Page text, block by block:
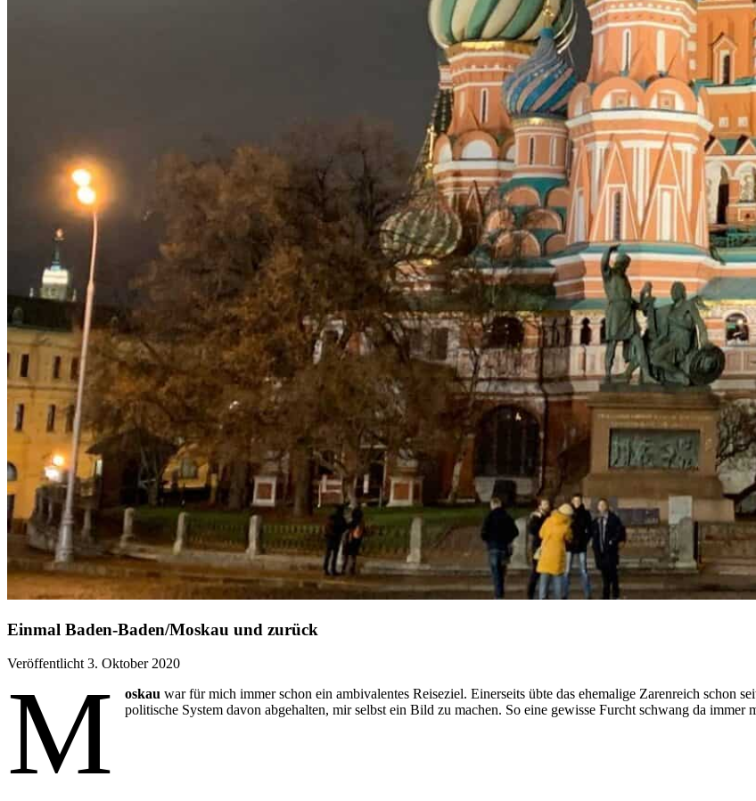
Einmal Baden-Baden/Moskau und zurück
Veröffentlicht 3. Oktober 2020
M oskau war für mich immer schon ein ambivalentes Reiseziel. Einerseits übte das ehemalige Zarenreich schon
politische System davon abgehalten, mir selbst ein Bild zu machen. So eine gewisse Furcht schwang da immer